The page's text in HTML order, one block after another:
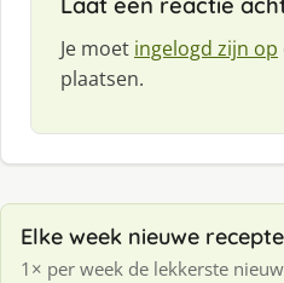
Je moet ingelogd zijn op
plaatsen.
Elke week nieuwe
1× per week de lekkerste